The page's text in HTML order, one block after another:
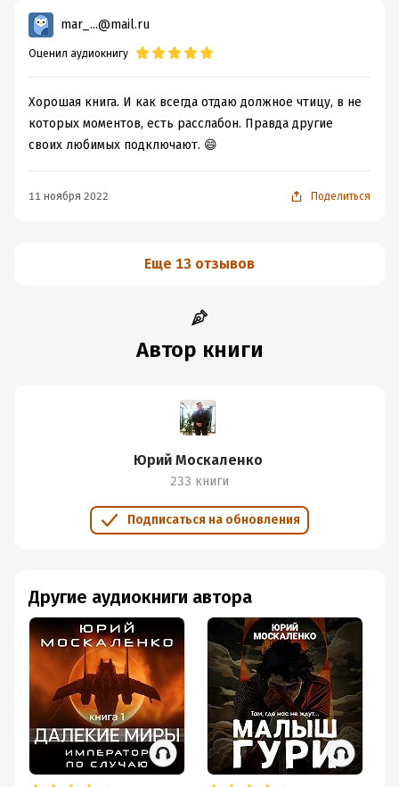
mar_...@mail.ru
Оценил аудиокнигу
Хорошая книга. И как всегда отдаю должное чтицу, в не
которых моментов, есть расслабон. Правда другие
своих любимых подключают. 😄
11 ноября 2022 Поделиться
Еще 13 отзывов
Автор книги
Юрий Москаленко
233 книги
Подписаться на обновления
Другие аудиокниги автора